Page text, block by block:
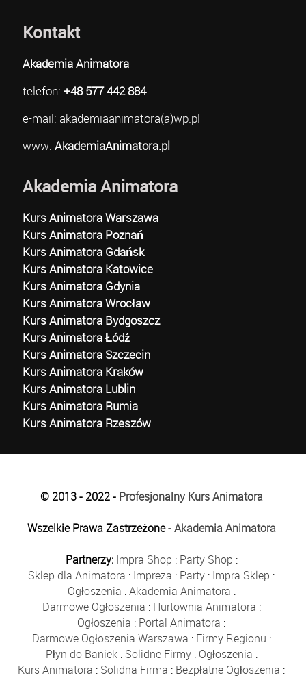
Kontakt
Akademia Animatora
telefon: +48 577 442 884
e-mail: akademiaanimatora(a)wp.pl
www: AkademiaAnimatora.pl
Akademia Animatora
Kurs Animatora Warszawa
Kurs Animatora Poznań
Kurs Animatora Gdańsk
Kurs Animatora Katowice
Kurs Animatora Gdynia
Kurs Animatora Wrocław
Kurs Animatora Bydgoszcz
Kurs Animatora Łódź
Kurs Animatora Szczecin
Kurs Animatora Kraków
Kurs Animatora Lublin
Kurs Animatora Rumia
Kurs Animatora Rzeszów
© 2013 - 2022 - Profesjonalny Kurs Animatora
Wszelkie Prawa Zastrzeżone -Akademia Animatora
Partnerzy: Impra Shop : Party Shop :
Sklep dla Animatora : Impreza : Party : Impra Sklep :
Ogłoszenia :Akademia Animatora :
Darmowe Ogłoszenia : Hurtownia Animatora :
Ogłoszenia : Portal Animatora :
Darmowe Ogłoszenia Warszawa : Firmy Regionu :
Płyn do Baniek: Solidne Firmy: Ogłoszenia :
Kurs Animatora : Solidna Firma : Bezpłatne Ogłoszenia :